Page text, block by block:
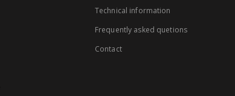
Technical information
Frequently asked quetions
Contact